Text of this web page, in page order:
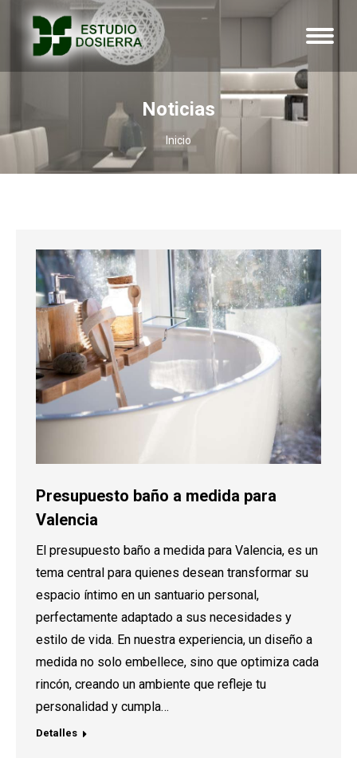
Noticias
Estás aquí:
Inicio
Presupuesto baño a medida para
Valencia
El presupuesto baño a medida para Valencia, es un
tema central para quienes desean transformar su
espacio íntimo en un santuario personal,
perfectamente adaptado a sus necesidades y
estilo de vida. En nuestra experiencia, un diseño a
medida no solo embellece, sino que optimiza cada
rincón, creando un ambiente que refleje tu
personalidad y cumpla…
Detalles